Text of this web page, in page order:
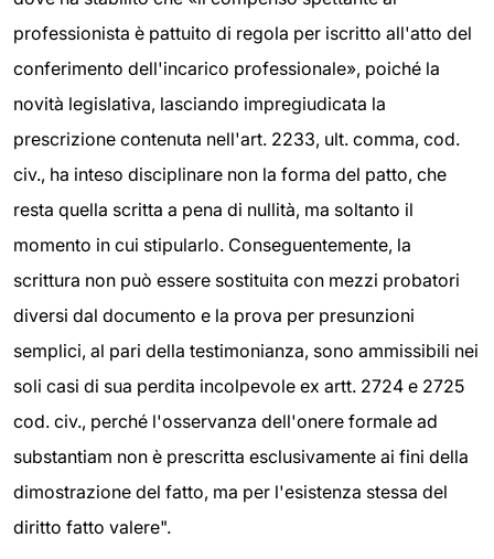
professionista è pattuito di regola per iscritto all'atto del
conferimento dell'incarico professionale», poiché la
novità legislativa, lasciando impregiudicata la
prescrizione contenuta nell'art. 2233, ult. comma, cod.
civ., ha inteso disciplinare non la forma del patto, che
resta quella scritta a pena di nullità, ma soltanto il
momento in cui stipularlo. Conseguentemente, la
scrittura non può essere sostituita con mezzi probatori
diversi dal documento e la prova per presunzioni
semplici, al pari della testimonianza, sono ammissibili nei
soli casi di sua perdita incolpevole ex artt. 2724 e 2725
cod. civ., perché l'osservanza dell'onere formale ad
substantiam non è prescritta esclusivamente ai fini della
dimostrazione del fatto, ma per l'esistenza stessa del
diritto fatto valere".